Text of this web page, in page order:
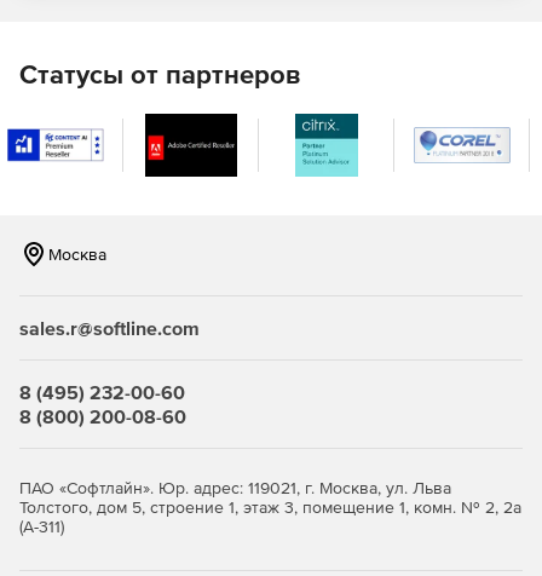
Статусы от партнеров
Москва
sales.r@softline.com
8 (495) 232-00-60
8 (800) 200-08-60
ПАО «Софтлайн». Юр. адрес: 119021, г. Москва, ул. Льва
Толстого, дом 5, строение 1, этаж 3, помещение 1, комн. № 2, 2а
(А-311)